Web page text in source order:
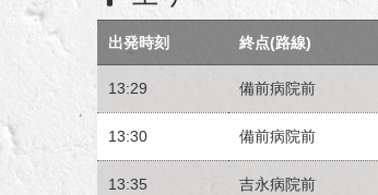
出発時刻 終点(路線)
13:29 備前病院前
13:30 備前病院前
13:35 吉永病院前